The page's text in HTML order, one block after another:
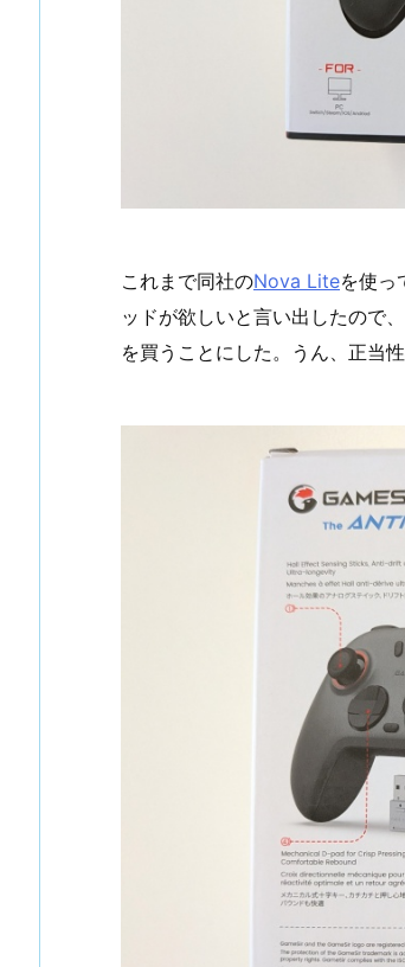
これまで同社のNova Liteを使っ
ッドが欲しいと言い出したので
を買うことにした。うん、正当性